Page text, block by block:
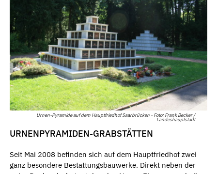
Urnen-Pyramide auf dem Hauptfriedhof Saarbrücken - Foto: Frank Becker /
Landeshauptstadt
URNENPYRAMIDEN-GRABSTÄTTEN
Seit Mai 2008 befinden sich auf dem Hauptfriedhof zwei
ganz besondere Bestattungsbauwerke. Direkt neben der